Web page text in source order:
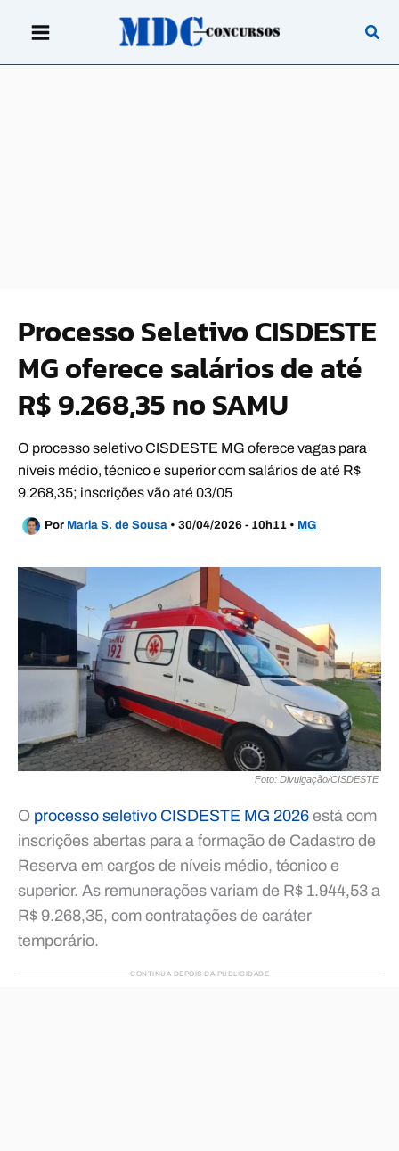
Processo Seletivo CISDESTE
MG oferece salários de até
R$ 9.268,35 no SAMU
O processo seletivo CISDESTE MG oferece vagas para
níveis médio, técnico e superior com salários de até R$
9.268,35; inscrições vão até 03/05
Por Maria S. de Sousa • 30/04/2026 - 10h11 • MG
Foto: Divulgação/CISDESTE
O processo seletivo CISDESTE MG 2026 está com
inscrições abertas para a formação de Cadastro de
Reserva em cargos de níveis médio, técnico e
superior. As remunerações variam de R$ 1.944,53 a
R$ 9.268,35, com contratações de caráter
temporário.
CONTINUA DEPOIS DA PUBLICIDADE